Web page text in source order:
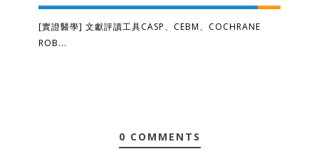
[實證醫學] 文獻評讀工具CASP、CEBM、COCHRANE
ROB...
0 COMMENTS